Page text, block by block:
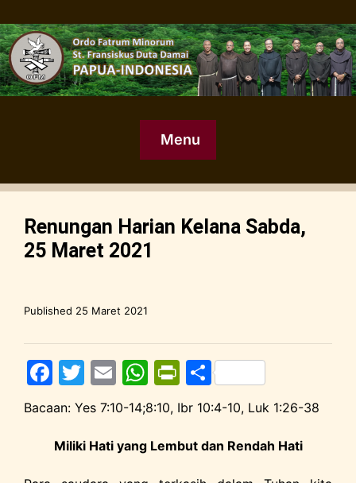
Menu
Renungan Harian Kelana Sabda,
25 Maret 2021
Published 25 Maret 2021
F
a
c
e
b
T
w
itt
er
E
m
ai
l
W
h
at
s
A
Pr
in
tF
ri
e
S
h
ar
e
Bacaan: Yes 7:10-14;8:10, Ibr 10:4-10, Luk 1:26-38
Miliki Hati yang Lembut dan Rendah Hati